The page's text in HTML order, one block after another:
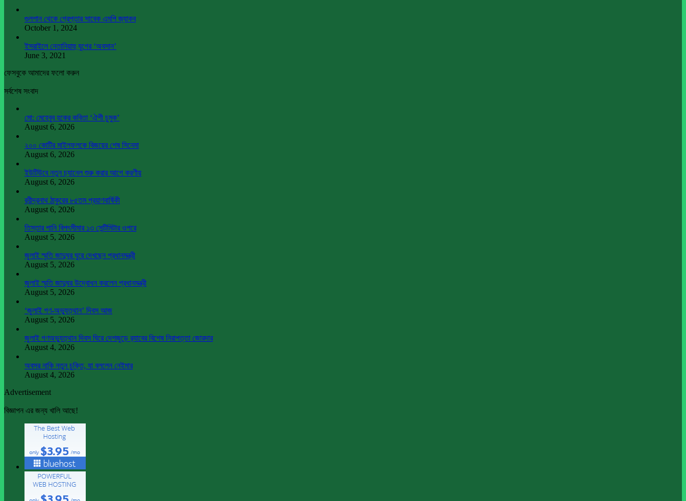
গুলশান থেকে গ্রেপ্তার সাবেক এমপি জ্যাকব
October 1, 2024
ইসরাইলে নেতানিয়াহু যুগের ‘অবসান’
June 3, 2021
ফেসবুকে আমাদের ফলো করুন
সর্বশেষ সংবাদ
মো: মেহেবুব হকের কবিতা ‘ঐশী চুমুক’
August 6, 2026
২০০ কোটির মাইলফলকে বিজয়ের শেষ সিনেমা
August 6, 2026
ইউটিউবে নতুন চ্যানেল শুরু করার আগে করণীয়
August 6, 2026
রবীন্দ্রনাথ ঠাকুরের ৮৫তম প্রয়াণবার্ষিকী
August 6, 2026
তিস্তার পানি বিপৎসীমার ১৩ সেন্টিমিটার ওপরে
August 5, 2026
জুলাই স্মৃতি জাদুঘর ঘুরে দেখছেন প্রধানমন্ত্রী
August 5, 2026
জুলাই স্মৃতি জাদুঘর উদ্বোধন করলেন প্রধানমন্ত্রী
August 5, 2026
‘জুলাই গণ-অভ্যুত্থান’ দিবস আজ
August 5, 2026
জুলাই গণঅভ্যুত্থান দিবস ঘিরে দেশজুড়ে র‌্যাবের বিশেষ নিরাপত্তা জোরদার
August 4, 2026
অবসর নাকি নতুন চুক্তি, যা বললেন নেইমার
August 4, 2026
Advertisement
বিজ্ঞাপন এর জন্য খালি আছে!